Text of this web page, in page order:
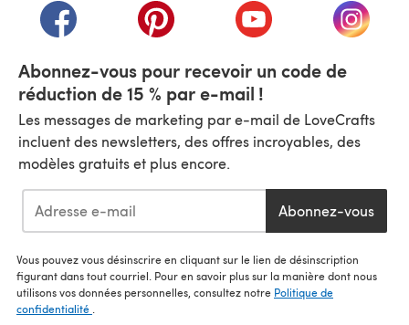
(s'ouvre dans un nouvel onglet)
(s'ouvre dans un nouvel onglet)
(s'ouvre dans un(s'ouvre
Abonnez-vous pour recevoir un code de
réduction de 15 % par e-mail !
Les messages de marketing par e-mail de LoveCrafts
incluent des newsletters, des offres incroyables, des
modèles gratuits et plus encore.
Abonnez-vous
Vous pouvez vous désinscrire en cliquant sur le lien de désinscription
figurant dans tout courriel. Pour en savoir plus sur la manière dont nous
utilisons vos données personnelles, consultez notre Politique de
confidentialité